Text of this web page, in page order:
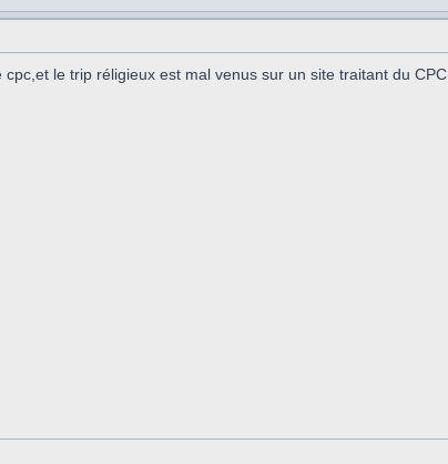
le trip réligieux est mal venus sur un site traitant du CPC.